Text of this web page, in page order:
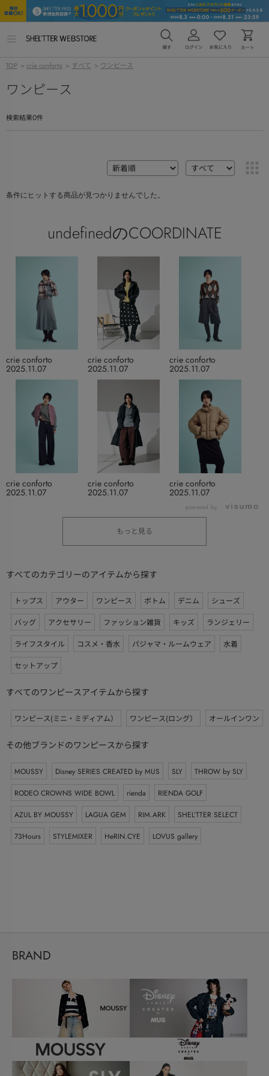
ー
開
く
TOP > crie conforto > すべて > ワンピース
ワンピース
検索結果0件
条件にヒットする商品が見つかりませんでした。
undefinedのCOORDINATE
2025.11.07
crie conforto
2025.11.07
crie conforto
2025.11.07
crie conforto
2025.11.07
crie conforto
2025.11.07
crie conforto
2025.11.07
crie conforto
powered by
もっと見る
すべてのカテゴリーのアイテムから探す
トップス アウター ワンピース ボトム デニム
シューズ
バッグ
アクセサリー ファッション雑貨 キッズ
ランジェリー
ライフスタイル
コスメ・香水 パジャマ・ルームウェア
水着
セットアップ
すべてのワンピースアイテムから探す
ワンピース(ミニ・ミディアム） ワンピース(ロング） オールインワン
その他ブランドのワンピースから探す
MOUSSY Disney SERIES CREATED by MUS SLY
THROW by SLY
RODEO CROWNS WIDE BOWL
rienda
RIENDA GOLF
AZUL BY MOUSSY
LAGUA GEM RIM.ARK
SHEL’TTER SELECT
73Hours
STYLEMIXER HeRIN.CYE LOVUS gallery
BRAND